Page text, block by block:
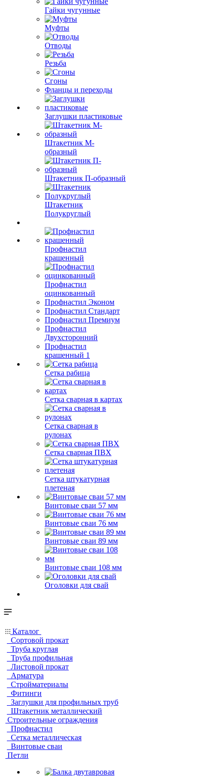
Гайки чугунные
Муфты
Отводы
Резьба
Сгоны
Фланцы и переходы
Заглушки пластиковые
Штакетник М-
образный
Штакетник П-образный
Штакетник
Полукруглый
Профнастил
крашенный
Профнастил
оцинкованный
Профнастил Эконом
Профнастил Стандарт
Профнастил Премиум
Профнастил
Двухсторонний
Профнастил
крашенный 1
Сетка рабица
Сетка сварная в картах
Сетка сварная в
рулонах
Сетка сварная ПВХ
Сетка штукатурная
плетеная
Винтовые сваи 57 мм
Винтовые сваи 76 мм
Винтовые сваи 89 мм
Винтовые сваи 108 мм
Оголовки для свай
Каталог
Сортовой прокат
Труба круглая
Труба профильная
Листовой прокат
Арматура
Стройматериалы
Фитинги
Заглушки для профильных труб
Штакетник металлический
Строительные ограждения
Профнастил
Сетка металлическая
Винтовые сваи
Петли